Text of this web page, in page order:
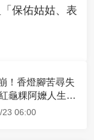
保佑姑姑、表
！香燈腳苦尋失
龜粿阿嬤人生謝
23 06:00